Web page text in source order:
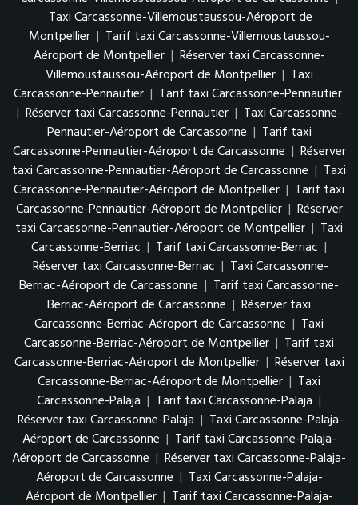
Taxi Carcassonne-Villemoustaussou-Aéroport de
Montpellier | Tarif taxi Carcassonne-Villemoustaussou-
Aéroport de Montpellier | Réserver taxi Carcassonne-
Villemoustaussou-Aéroport de Montpellier | Taxi
Carcassonne-Pennautier | Tarif taxi Carcassonne-Pennautier
| Réserver taxi Carcassonne-Pennautier | Taxi Carcassonne-
Pennautier-Aéroport de Carcassonne | Tarif taxi
Carcassonne-Pennautier-Aéroport de Carcassonne | Réserver
taxi Carcassonne-Pennautier-Aéroport de Carcassonne | Taxi
Carcassonne-Pennautier-Aéroport de Montpellier | Tarif taxi
Carcassonne-Pennautier-Aéroport de Montpellier | Réserver
taxi Carcassonne-Pennautier-Aéroport de Montpellier | Taxi
Carcassonne-Berriac | Tarif taxi Carcassonne-Berriac |
Réserver taxi Carcassonne-Berriac | Taxi Carcassonne-
Berriac-Aéroport de Carcassonne | Tarif taxi Carcassonne-
Berriac-Aéroport de Carcassonne | Réserver taxi
Carcassonne-Berriac-Aéroport de Carcassonne | Taxi
Carcassonne-Berriac-Aéroport de Montpellier | Tarif taxi
Carcassonne-Berriac-Aéroport de Montpellier | Réserver taxi
Carcassonne-Berriac-Aéroport de Montpellier | Taxi
Carcassonne-Palaja | Tarif taxi Carcassonne-Palaja |
Réserver taxi Carcassonne-Palaja | Taxi Carcassonne-Palaja-
Aéroport de Carcassonne | Tarif taxi Carcassonne-Palaja-
Aéroport de Carcassonne | Réserver taxi Carcassonne-Palaja-
Aéroport de Carcassonne | Taxi Carcassonne-Palaja-
Aéroport de Montpellier | Tarif taxi Carcassonne-Palaja-